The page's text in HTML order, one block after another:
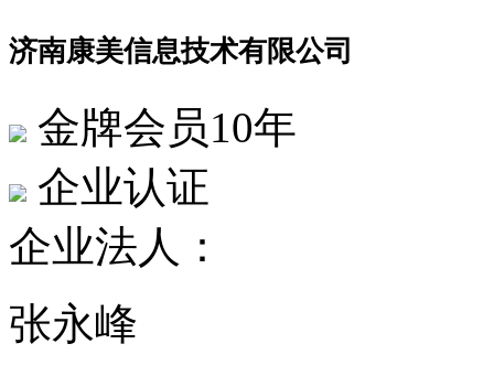
济南康美信息技术有限公司
金牌会员10年
企业认证
企业法人：
张永峰